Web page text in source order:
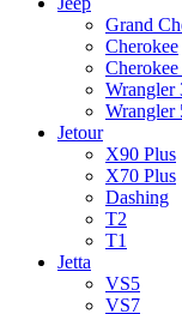
Grand
Cherokee
Wrangler
Wrangler
Jetour
X90 Plus
X70 Plus
Dashing
T2
T1
Jetta
VS5
VS7